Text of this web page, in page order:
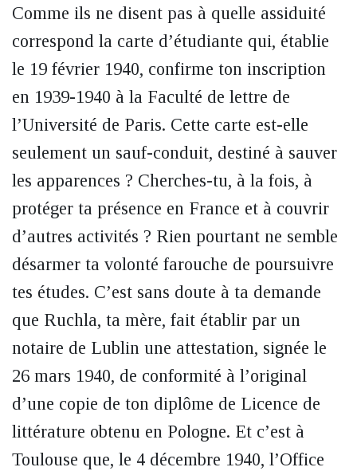
Comme ils ne disent pas à quelle assiduité
correspond la carte d’étudiante qui, établie
le 19 février 1940, confirme ton inscription
en 1939-1940 à la Faculté de lettre de
l’Université de Paris. Cette carte est-elle
seulement un sauf-conduit, destiné à sauver
les apparences ? Cherches-tu, à la fois, à
protéger ta présence en France et à couvrir
d’autres activités ? Rien pourtant ne semble
désarmer ta volonté farouche de poursuivre
tes études. C’est sans doute à ta demande
que Ruchla, ta mère, fait établir par un
notaire de Lublin une attestation, signée le
26 mars 1940, de conformité à l’original
d’une copie de ton diplôme de Licence de
littérature obtenu en Pologne. Et c’est à
Toulouse que, le 4 décembre 1940, l’Office